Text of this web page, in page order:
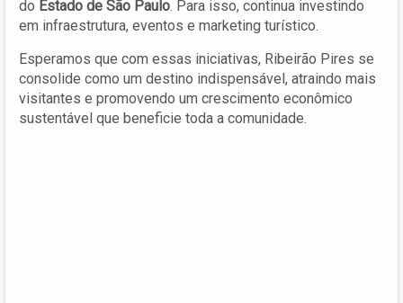
do Estado de São Paulo. Para isso, continua investindo
em infraestrutura, eventos e marketing turístico.
Esperamos que com essas iniciativas, Ribeirão Pires se
consolide como um destino indispensável, atraindo mais
visitantes e promovendo um crescimento econômico
sustentável que beneficie toda a comunidade.